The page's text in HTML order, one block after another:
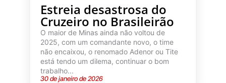
Estreia desastrosa do
Cruzeiro no Brasileirão
O maior de Minas ainda não voltou de
2025, com um comandante novo, o time
não encaixou, o renomado Adenor ou Tite
está tendo um dilema, continuar o bom
trabalho...
30 de janeiro de 2026